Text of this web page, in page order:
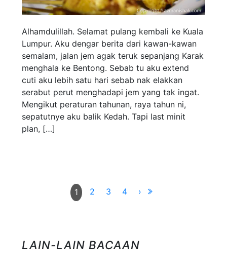
Alhamdulillah. Selamat pulang kembali ke Kuala
Lumpur. Aku dengar berita dari kawan-kawan
semalam, jalan jem agak teruk sepanjang Karak
menghala ke Bentong. Sebab tu aku extend
cuti aku lebih satu hari sebab nak elakkan
serabut perut menghadapi jem yang tak ingat.
Mengikut peraturan tahunan, raya tahun ni,
sepatutnye aku balik Kedah. Tapi last minit
plan, […]
1 2 3 4 ›
LAIN-LAIN BACAAN